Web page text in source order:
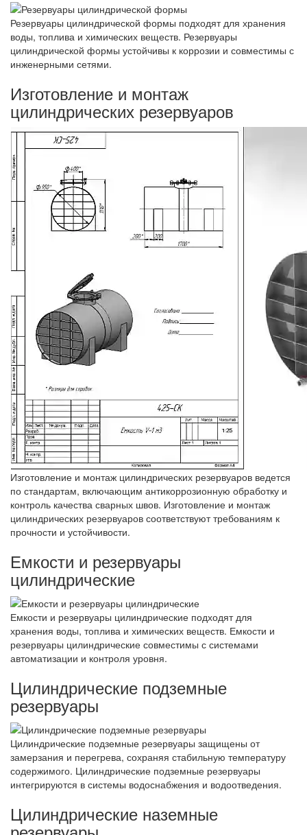
Резервуары цилиндрической формы подходят для хранения
воды, топлива и химических веществ. Резервуары
цилиндрической формы устойчивы к коррозии и совместимы с
инженерными сетями.
Изготовление и монтаж
цилиндрических резервуаров
Изготовление и монтаж цилиндрических резервуаров ведется
по стандартам, включающим антикоррозионную обработку и
контроль качества сварных швов. Изготовление и монтаж
цилиндрических резервуаров соответствуют требованиям к
прочности и устойчивости.
Емкости и резервуары
цилиндрические
Емкости и резервуары цилиндрические подходят для
хранения воды, топлива и химических веществ. Емкости и
резервуары цилиндрические совместимы с системами
автоматизации и контроля уровня.
Цилиндрические подземные
резервуары
Цилиндрические подземные резервуары защищены от
замерзания и перегрева, сохраняя стабильную температуру
содержимого. Цилиндрические подземные резервуары
интегрируются в системы водоснабжения и водоотведения.
Цилиндрические наземные